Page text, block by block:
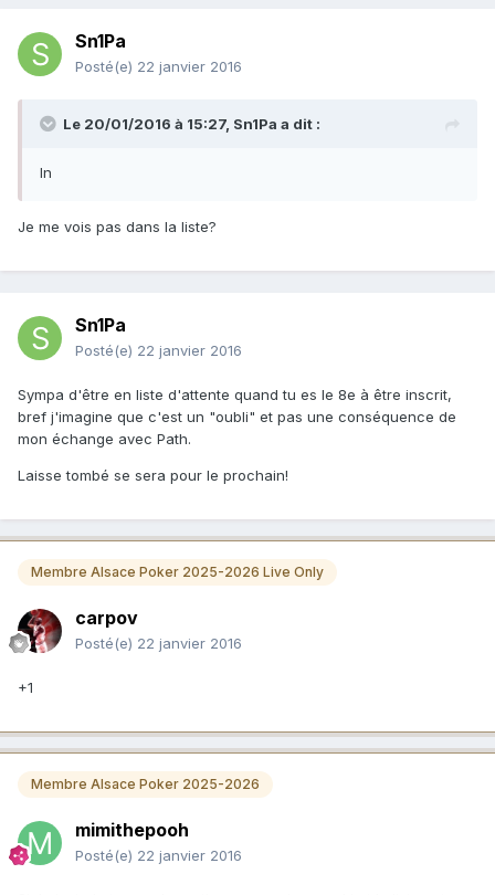
Sn1Pa
Posté(e) 22 janvier 2016
Le 20/01/2016 à 15:27, Sn1Pa a dit :
In
Je me vois pas dans la liste?
Sn1Pa
Posté(e) 22 janvier 2016
Sympa d'être en liste d'attente quand tu es le 8e à être inscrit,
bref j'imagine que c'est un "oubli" et pas une conséquence de
mon échange avec Path.
Laisse tombé se sera pour le prochain!
Membre Alsace Poker 2025-2026 Live Only
carpov
Posté(e) 22 janvier 2016
+1
Membre Alsace Poker 2025-2026
mimithepooh
Posté(e) 22 janvier 2016